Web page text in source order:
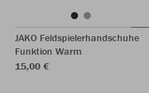
JAKO Feldspielerhandschuhe
Funktion Warm
15,00 €